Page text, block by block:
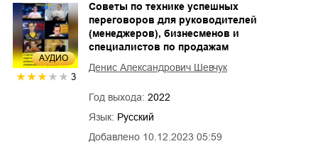
AУДИО
3
Добавлено 10.12.2023 05:59
Советы по технике успешных
переговоров для руководителей
(менеджеров), бизнесменов и
специалистов по продажам
Денис Александрович Шевчук
Год выхода: 2022
Язык: Русский